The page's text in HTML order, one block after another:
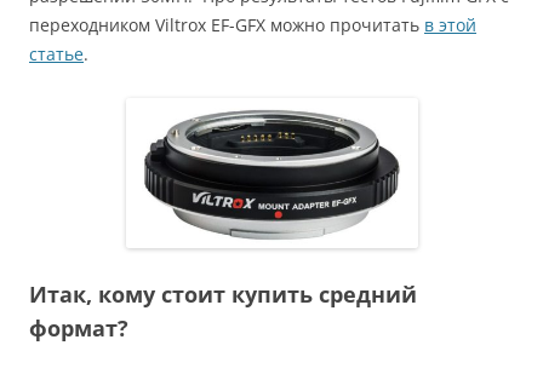
переходником Viltrox EF-GFX можно прочитать в этой
статье.
Итак, кому стоит купить средний
формат?